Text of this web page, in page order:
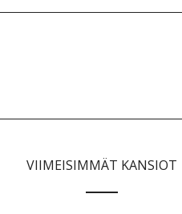
VIIMEISIMMÄT KANSIOT